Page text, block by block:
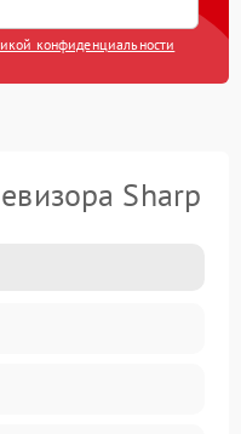
конфиденциальности
Sharp